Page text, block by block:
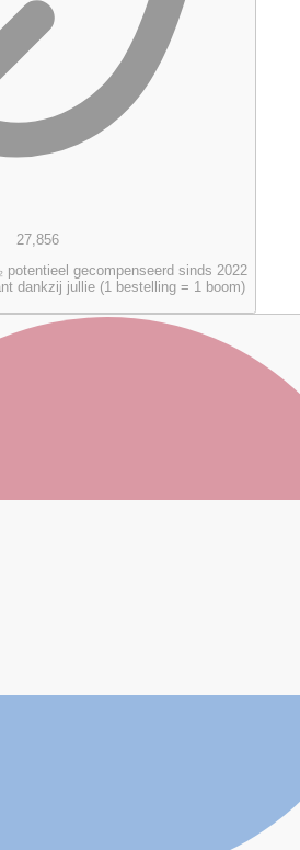
27,856
potentieel gecompenseerd sinds 2022
dankzij jullie (1 bestelling = 1 boom)